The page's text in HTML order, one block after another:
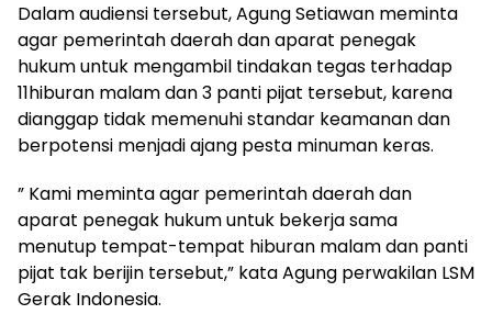
Dalam audiensi tersebut, Agung Setiawan meminta
agar pemerintah daerah dan aparat penegak
hukum untuk mengambil tindakan tegas terhadap
11hiburan malam dan 3 panti pijat tersebut, karena
dianggap tidak memenuhi standar keamanan dan
berpotensi menjadi ajang pesta minuman keras.
” Kami meminta agar pemerintah daerah dan
aparat penegak hukum untuk bekerja sama
menutup tempat-tempat hiburan malam dan panti
pijat tak berijin tersebut,” kata Agung perwakilan LSM
Gerak Indonesia.